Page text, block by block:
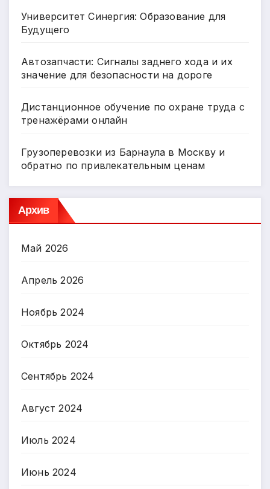
Университет Синергия: Образование для
Будущего
Автозапчасти: Сигналы заднего хода и их
значение для безопасности на дороге
Дистанционное обучение по охране труда с
тренажёрами онлайн
Грузоперевозки из Барнаула в Москву и
обратно по привлекательным ценам
Архив
Май 2026
Апрель 2026
Ноябрь 2024
Октябрь 2024
Сентябрь 2024
Август 2024
Июль 2024
Июнь 2024